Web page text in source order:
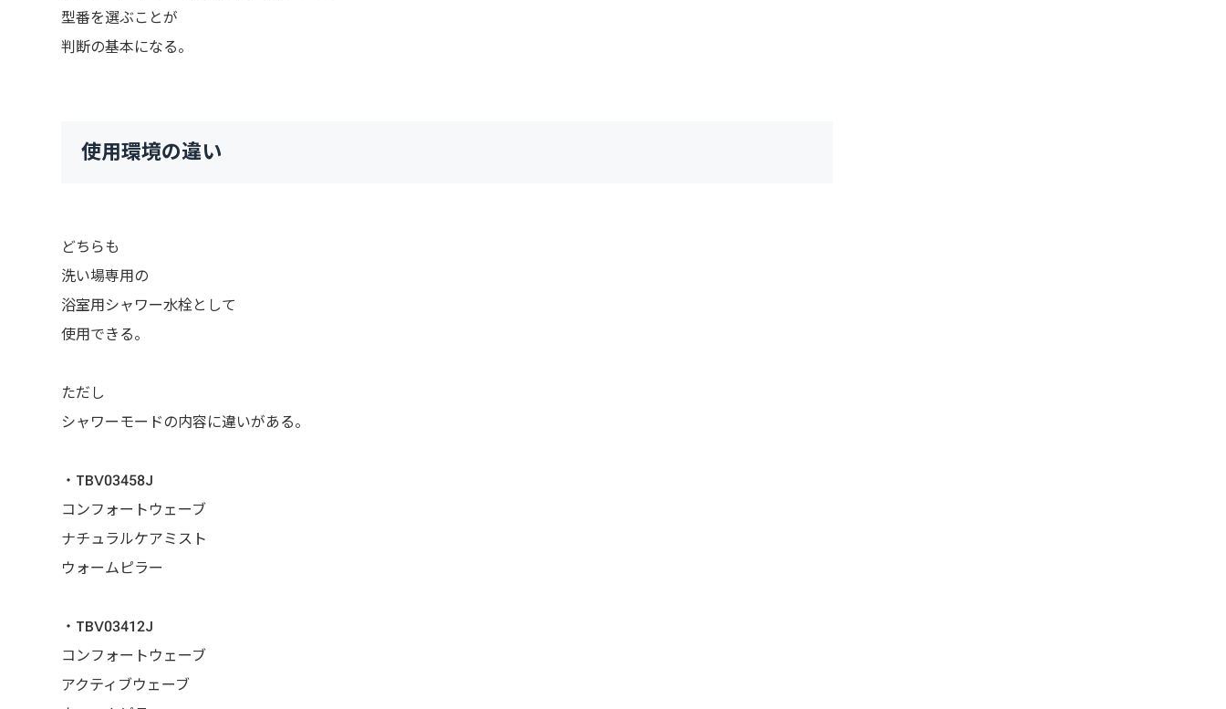
型番を選ぶことが
判断の基本になる。
使用環境の違い
どちらも
洗い場専用の
浴室用シャワー水栓として
使用できる。
ただし
シャワーモードの内容に違いがある。
・TBV03458J
コンフォートウェーブ
ナチュラルケアミスト
ウォームピラー
・TBV03412J
コンフォートウェーブ
アクティブウェーブ